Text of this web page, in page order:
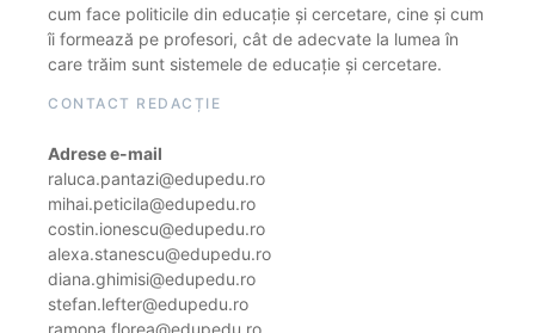
cum face politicile din educație și cercetare, cine și cum
îi formează pe profesori, cât de adecvate la lumea în
care trăim sunt sistemele de educație și cercetare.
CONTACT REDACȚIE
Adrese e-mail
raluca.pantazi@edupedu.ro
mihai.peticila@edupedu.ro
costin.ionescu@edupedu.ro
alexa.stanescu@edupedu.ro
diana.ghimisi@edupedu.ro
stefan.lefter@edupedu.ro
ramona.florea@edupedu.ro